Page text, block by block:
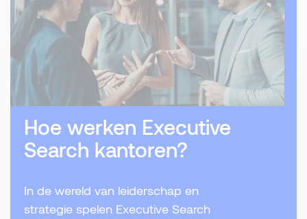
Hoe werken Executive
Search kantoren?
In de wereld van leiderschap en
strategie spelen Executive Search